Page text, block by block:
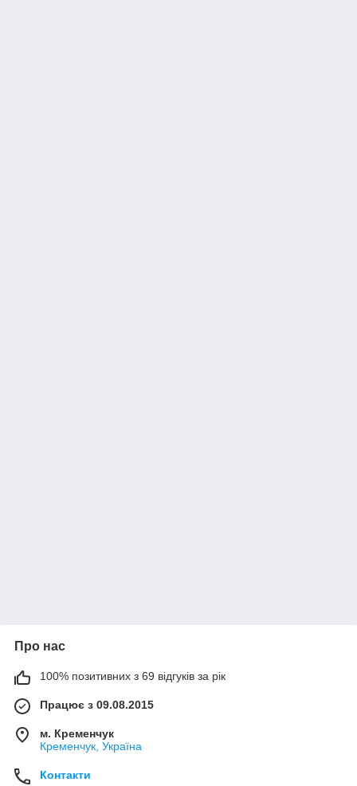
Про нас
100% позитивних з 69 відгуків за рік
Працює з 09.08.2015
м. Кременчук
Кременчук, Україна
Контакти